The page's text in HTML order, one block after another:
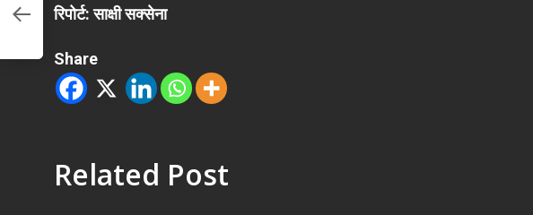
रिपोर्ट: साक्षी सक्सेना
Share
Related Post